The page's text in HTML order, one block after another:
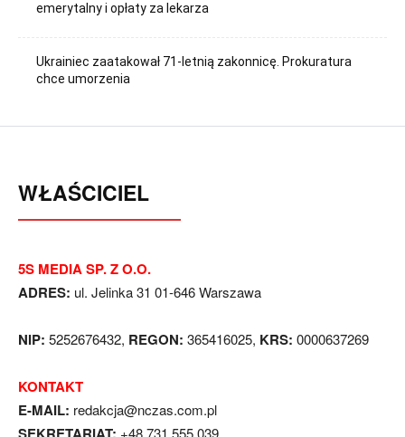
emerytalny i opłaty za lekarza
Ukrainiec zaatakował 71-letnią zakonnicę. Prokuratura
chce umorzenia
WŁAŚCICIEL
5S MEDIA SP. Z O.O.
ADRES: ul. Jelinka 31 01-646 Warszawa
NIP: 5252676432, REGON: 365416025, KRS: 0000637269
KONTAKT
E-MAIL: redakcja@nczas.com.pl
+48 731 555 039